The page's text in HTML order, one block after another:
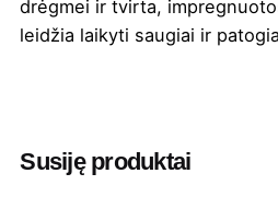
drėgmei ir tvirta,
leidžia laikyti saugiai ir
Susiję produktai